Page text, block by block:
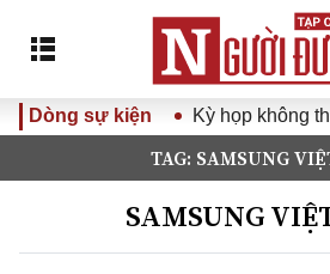
Dòng sự kiệnKỳ họp không thường
TAG: SAMSUNG
SAMSUNG